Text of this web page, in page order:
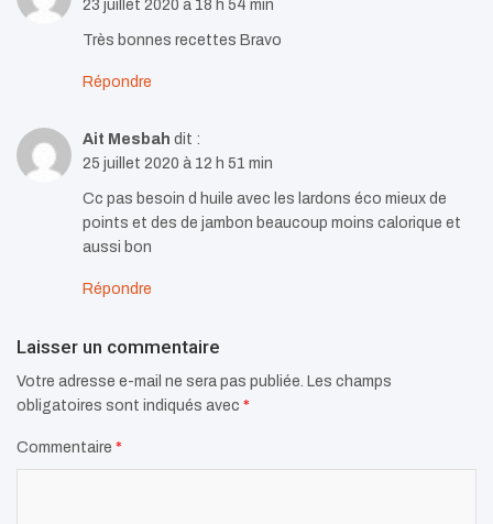
23 juillet 2020 à 18 h 54 min
Très bonnes recettes Bravo
Répondre
Ait Mesbah dit :
25 juillet 2020 à 12 h 51 min
Cc pas besoin d huile avec les lardons éco mieux de
points et des de jambon beaucoup moins calorique et
aussi bon
Répondre
Laisser un commentaire
Votre adresse e-mail ne sera pas publiée. Les champs
obligatoires sont indiqués avec *
Commentaire *